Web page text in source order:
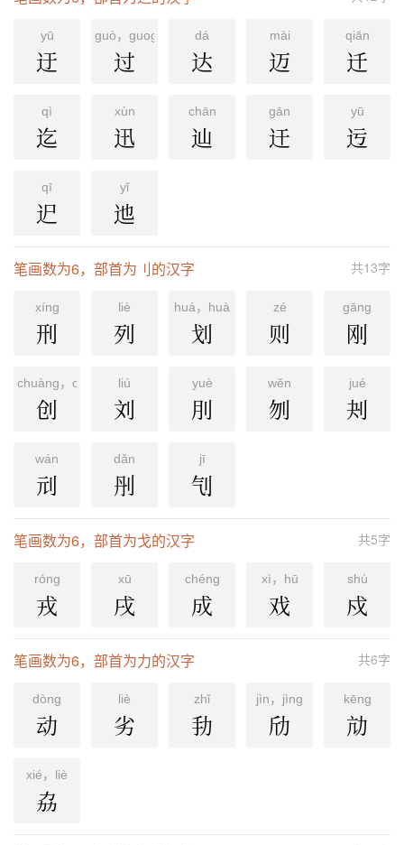
yū
迂
guò，guoguō
过
dá
达
mài
迈
qiān
迁
qì
迄
xùn
迅
chān
辿
ɡān
迀
yū
迃
qī
迉
yǐ
迆
共13字
笔画数为6，部首为刂的汉字
xínɡ
刑
liè
列
huá，huà
划
zé
则
ɡānɡ
刚
chuàng，chuāng
创
liú
刘
yuè
刖
wěn
刎
jué
刔
wán
刓
dǎn
刐
jī
刏
共5字
笔画数为6，部首为戈的汉字
rónɡ
戎
xū
戌
chénɡ
成
xì，hū
戏
shù
戍
共6字
笔画数为6，部首为力的汉字
dònɡ
动
liè
劣
zhǐ
劧
jìn，jìng
劤
kēnɡ
劥
xié，liè
劦